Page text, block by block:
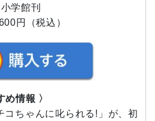
小学館刊
円（税込）
め情報 〉
コちゃんに叱られる!」が、初